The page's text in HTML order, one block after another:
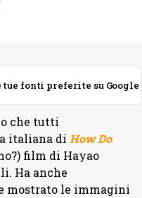
fonti preferite su Google
che tutti
italiana di How Do
film di Hayao
Ha anche
mostrato le immagini